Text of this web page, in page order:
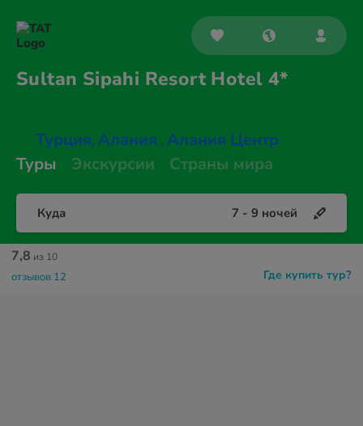
Sultan Sipahi ResortHotel 4*
Турция, Алания , Алания Центр
Туры
Экскурсии Страны мира
Куда 7 - 9 ночей
Где купить тур?
7,8 из 10
отзывов 12